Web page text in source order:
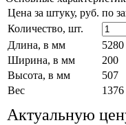
Цена за штуку, руб. по
Количество, шт.
Длина, в мм
5280
Ширина, в мм
200
Высота, в мм
507
Вес
1376
Актуальную